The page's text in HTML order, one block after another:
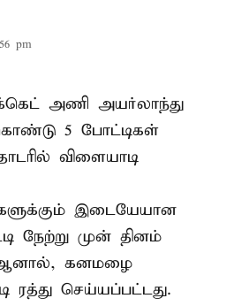
pm
அணி அயர்லாந்து
5 போட்டிகள்
விளையாடி
இடையேயான
நேற்று முன் தினம்
ஆனால், கனமழை
செய்யப்பட்டது.